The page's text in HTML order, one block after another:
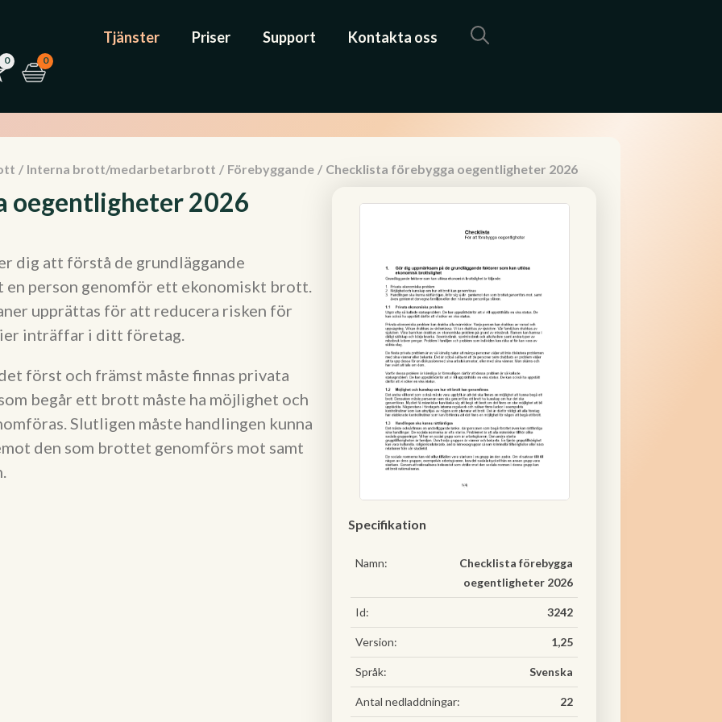
Tjänster Priser Support Kontakta oss
0 0
/ Interna brott/medarbetarbrott / Förebyggande / Checklista förebygga oegentligheter 2026
oegentligheter 2026
dig att förstå de grundläggande
en person genomför ett ekonomiskt brott.
upprättas för att reducera risken för
inträffar i ditt företag.
först och främst måste finnas privata
begår ett brott måste ha möjlighet och
Slutligen måste handlingen kunna
den som brottet genomförs mot samt
Specifikation
Namn:
Checklista förebygga
oegentligheter 2026
Id: 3242
Version: 1,25
Språk: Svenska
Antal nedladdningar: 22